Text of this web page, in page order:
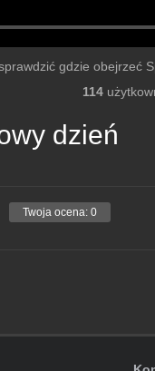
gdzie obejrzeć
114
dzień
Twoja ocena: 0